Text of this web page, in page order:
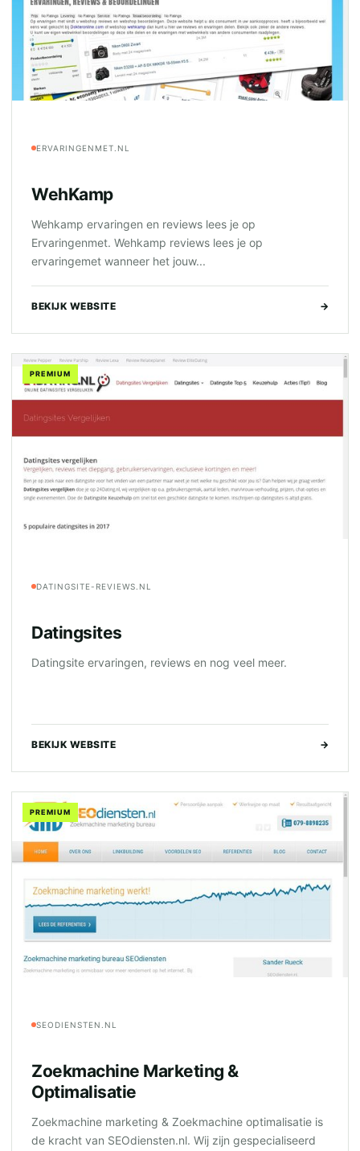
ERVARINGENMET.NL
WehKamp
Wehkamp ervaringen en reviews lees je op
Ervaringenmet. Wehkamp reviews lees je op
ervaringemet wanneer het jouw...
BEKIJK WEBSITE →
PREMIUM
DATINGSITE-REVIEWS.NL
Datingsites
Datingsite ervaringen, reviews en nog veel meer.
BEKIJK WEBSITE →
PREMIUM
SEODIENSTEN.NL
Zoekmachine Marketing &
Optimalisatie
Zoekmachine marketing & Zoekmachine optimalisatie is
de kracht van SEOdiensten.nl. Wij zijn gespecialiseerd